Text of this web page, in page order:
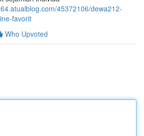
45372106/dewa212-
favorit
Who Upvoted